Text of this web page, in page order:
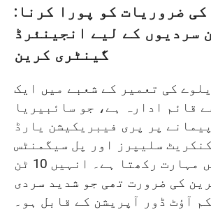
کی ترسیل کو یقینی بنانا
سائبیریا پہنچا دی گئی۔
کی ضروریات کو پورا کرنا:
سردیوں کے لیے انجینئرڈ
گینٹری کرین
کی تعمیر کے شعبے میں ایک
قائم ادارہ ہے، جو سائبیریا
پر پری فیبریکیشن یارڈ
سلیپرز اور پل سیگمنٹس
تیار کرنے میں مہارت رکھتا ہے۔ انہیں 10 ٹن
کی ضرورت تھی جو شدید سردی
آؤٹ ڈور آپریشن کے قابل ہو۔